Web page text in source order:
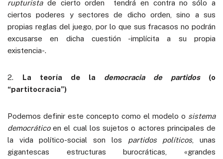
rupturistade cierto orden tendrá en contra no sólo a
ciertos poderes y sectores de dicho orden, sino a sus
propias reglas del juego, por lo que sus fracasos no podrán
excusarse en dicha cuestión -implícita a su propia
existencia-.
2. La teoría de la democracia de partidos(o
“partitocracia”)
Podemos definir este concepto como el modelo o sistema
democráticoen el cual los sujetos o actores principales de
la vida político-social son los partidos políticos, unas
gigantescas estructuras burocráticas, «grandes